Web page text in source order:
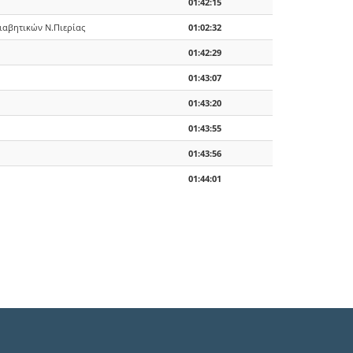
Ν.Πιερίας 01:02:32
01:42:29
01:43:07
01:43:20
01:43:55
01:43:56
01:44:01